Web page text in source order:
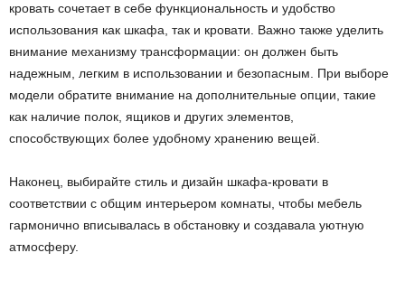
кровать сочетает в себе функциональность и удобство
использования как шкафа, так и кровати. Важно также уделить
внимание механизму трансформации: он должен быть
надежным, легким в использовании и безопасным. При выборе
модели обратите внимание на дополнительные опции, такие
как наличие полок, ящиков и других элементов,
способствующих более удобному хранению вещей.
Наконец, выбирайте стиль и дизайн шкафа-кровати в
соответствии с общим интерьером комнаты, чтобы мебель
гармонично вписывалась в обстановку и создавала уютную
атмосферу.